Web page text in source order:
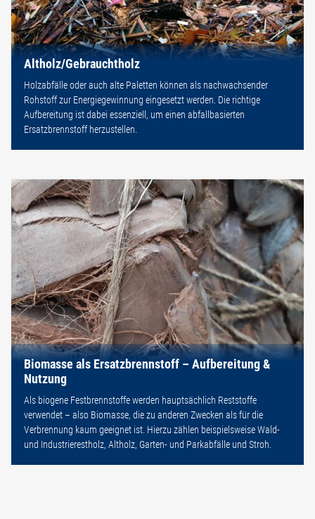
Altholz/Gebrauchtholz
Holzabfälle oder auch alte Paletten können als nachwachsender
Rohstoff zur Energiegewinnung eingesetzt werden. Die richtige
Aufbereitung ist dabei essenziell, um einen abfallbasierten
Ersatzbrennstoff herzustellen.
Biomasse als Ersatzbrennstoff – Aufbereitung &
Nutzung
Als biogene Festbrennstoffe werden hauptsächlich Reststoffe
verwendet – also Biomasse, die zu anderen Zwecken als für die
Verbrennung kaum geeignet ist. Hierzu zählen beispielsweise Wald-
und Industrierestholz, Altholz, Garten- und Parkabfälle und Stroh.